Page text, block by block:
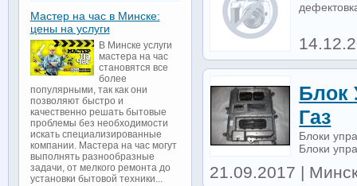
Блок
Газ
Блоки
Блоки
21.09.2017 |
Мастер на час в Минске:
цены на услуги
В Минске услуги
мастера на час
становятся все
более
популярными, так как они
позволяют быстро и
качественно решать бытовые
проблемы без необходимости
искать специализированные
компании. Мастера на час могут
выполнять разнообразные
задачи, от мелкого ремонта до
установки бытовой техники...